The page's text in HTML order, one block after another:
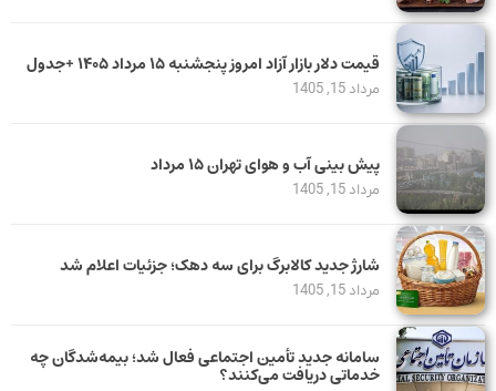
قیمت دلار بازار آزاد امروز پنجشنبه ۱۵ مرداد ۱۴۰۵ +جدول
مرداد 15, 1405
پیش بینی آب و هوای تهران ۱۵ مرداد
مرداد 15, 1405
شارژ جدید کالابرگ برای سه دهک؛ جزئیات اعلام شد
مرداد 15, 1405
سامانه جدید تأمین اجتماعی فعال شد؛ بیمه‌شدگان چه
خدماتی دریافت می‌کنند؟